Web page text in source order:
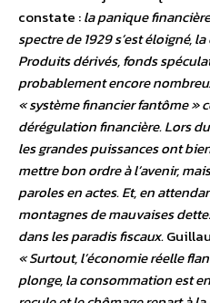
constate :la panique
spectre de 1929 s’est éloigné,
Produits dérivés, fonds
probablement encore
« système financier fantôme »
dérégulation financière. Lors
les grandes puissances ont
mettre bon ordre à l’avenir,
paroles en actes. Et, en
montagnes de mauvaises
dans les paradis fiscaux.
« Surtout, l’économie réelle
plonge, la consommation est